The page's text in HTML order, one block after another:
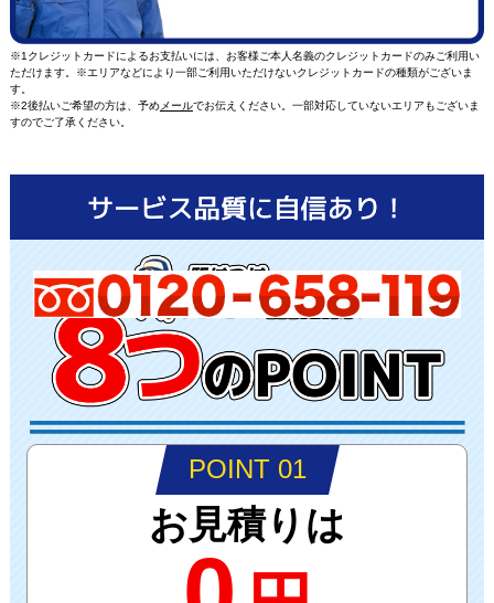
※1クレジットカードによるお支払いには、お客様ご本人名義のクレジットカードのみご利用い
ただけます。※エリアなどにより一部ご利用いただけないクレジットカードの種類がございま
す。
※2後払いご希望の方は、予めメールでお伝えください。一部対応していないエリアもございま
すのでご了承ください。
POINT 01
お見積りは